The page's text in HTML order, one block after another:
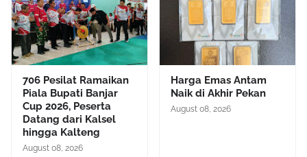
706 Pesilat Ramaikan
Piala Bupati Banjar
Cup 2026, Peserta
Datang dari Kalsel
hingga Kalteng
August 08, 2026
Harga Emas Antam
Naik di Akhir Pekan
August 08, 2026